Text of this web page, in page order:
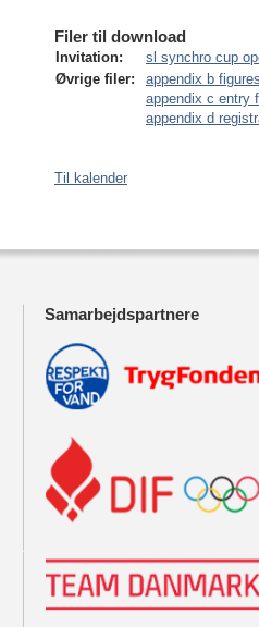
Filer til download
Invitation:
sl synchro cup
Øvrige filer:
appendix b
appendix c entry
appendix d
Til kalender
Samarbejdspartnere